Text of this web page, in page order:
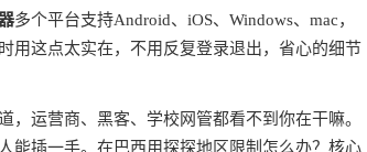
多个平台支持Android、iOS、Windows、mac，
用这点太实在，不用反复登录退出，省心的细节
运营商、黑客、学校网管都看不到你在干嘛。
能插一手。在巴西用探探地区限制怎么办？核心